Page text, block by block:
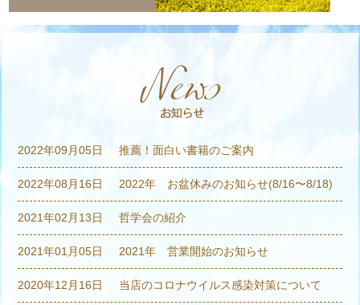
2022年09月05日 推薦！面白い書籍のご案内
2022年08月16日 2022年 お盆休みのお知らせ(8/16〜8/18)
2021年02月13日 哲学会の紹介
2021年01月05日 2021年 営業開始のお知らせ
2020年12月16日 当店のコロナウイルス感染対策について